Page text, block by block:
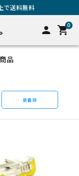
で送料無料
person 0
shopping_cart
品
新着順